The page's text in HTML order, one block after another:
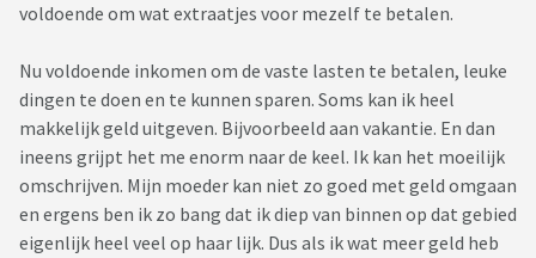
voldoende om wat extraatjes voor mezelf te betalen.
Nu voldoende inkomen om de vaste lasten te betalen, leuke
dingen te doen en te kunnen sparen. Soms kan ik heel
makkelijk geld uitgeven. Bijvoorbeeld aan vakantie. En dan
ineens grijpt het me enorm naar de keel. Ik kan het moeilijk
omschrijven. Mijn moeder kan niet zo goed met geld omgaan
en ergens ben ik zo bang dat ik diep van binnen op dat gebied
eigenlijk heel veel op haar lijk. Dus als ik wat meer geld heb